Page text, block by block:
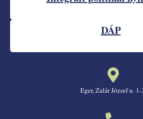
DÁP
Eger, Zalár József u. 1-